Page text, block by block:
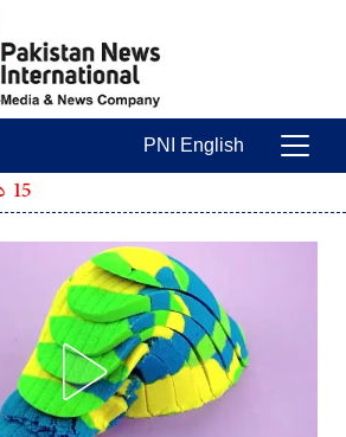
Main Navigation
PNI English